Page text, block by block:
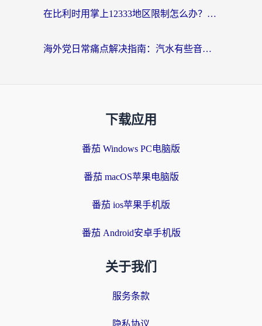
在比利时用掌上12333地区限制怎么办？海外华人亲测有效的回国加速方案
海外党日常痛点解决指南：汽水有些音乐在国外无法播放怎么办？
下载应用
番茄 Windows PC电脑版
番茄 macOS苹果电脑版
番茄 ios苹果手机版
番茄 Android安卓手机版
关于我们
服务条款
隐私协议